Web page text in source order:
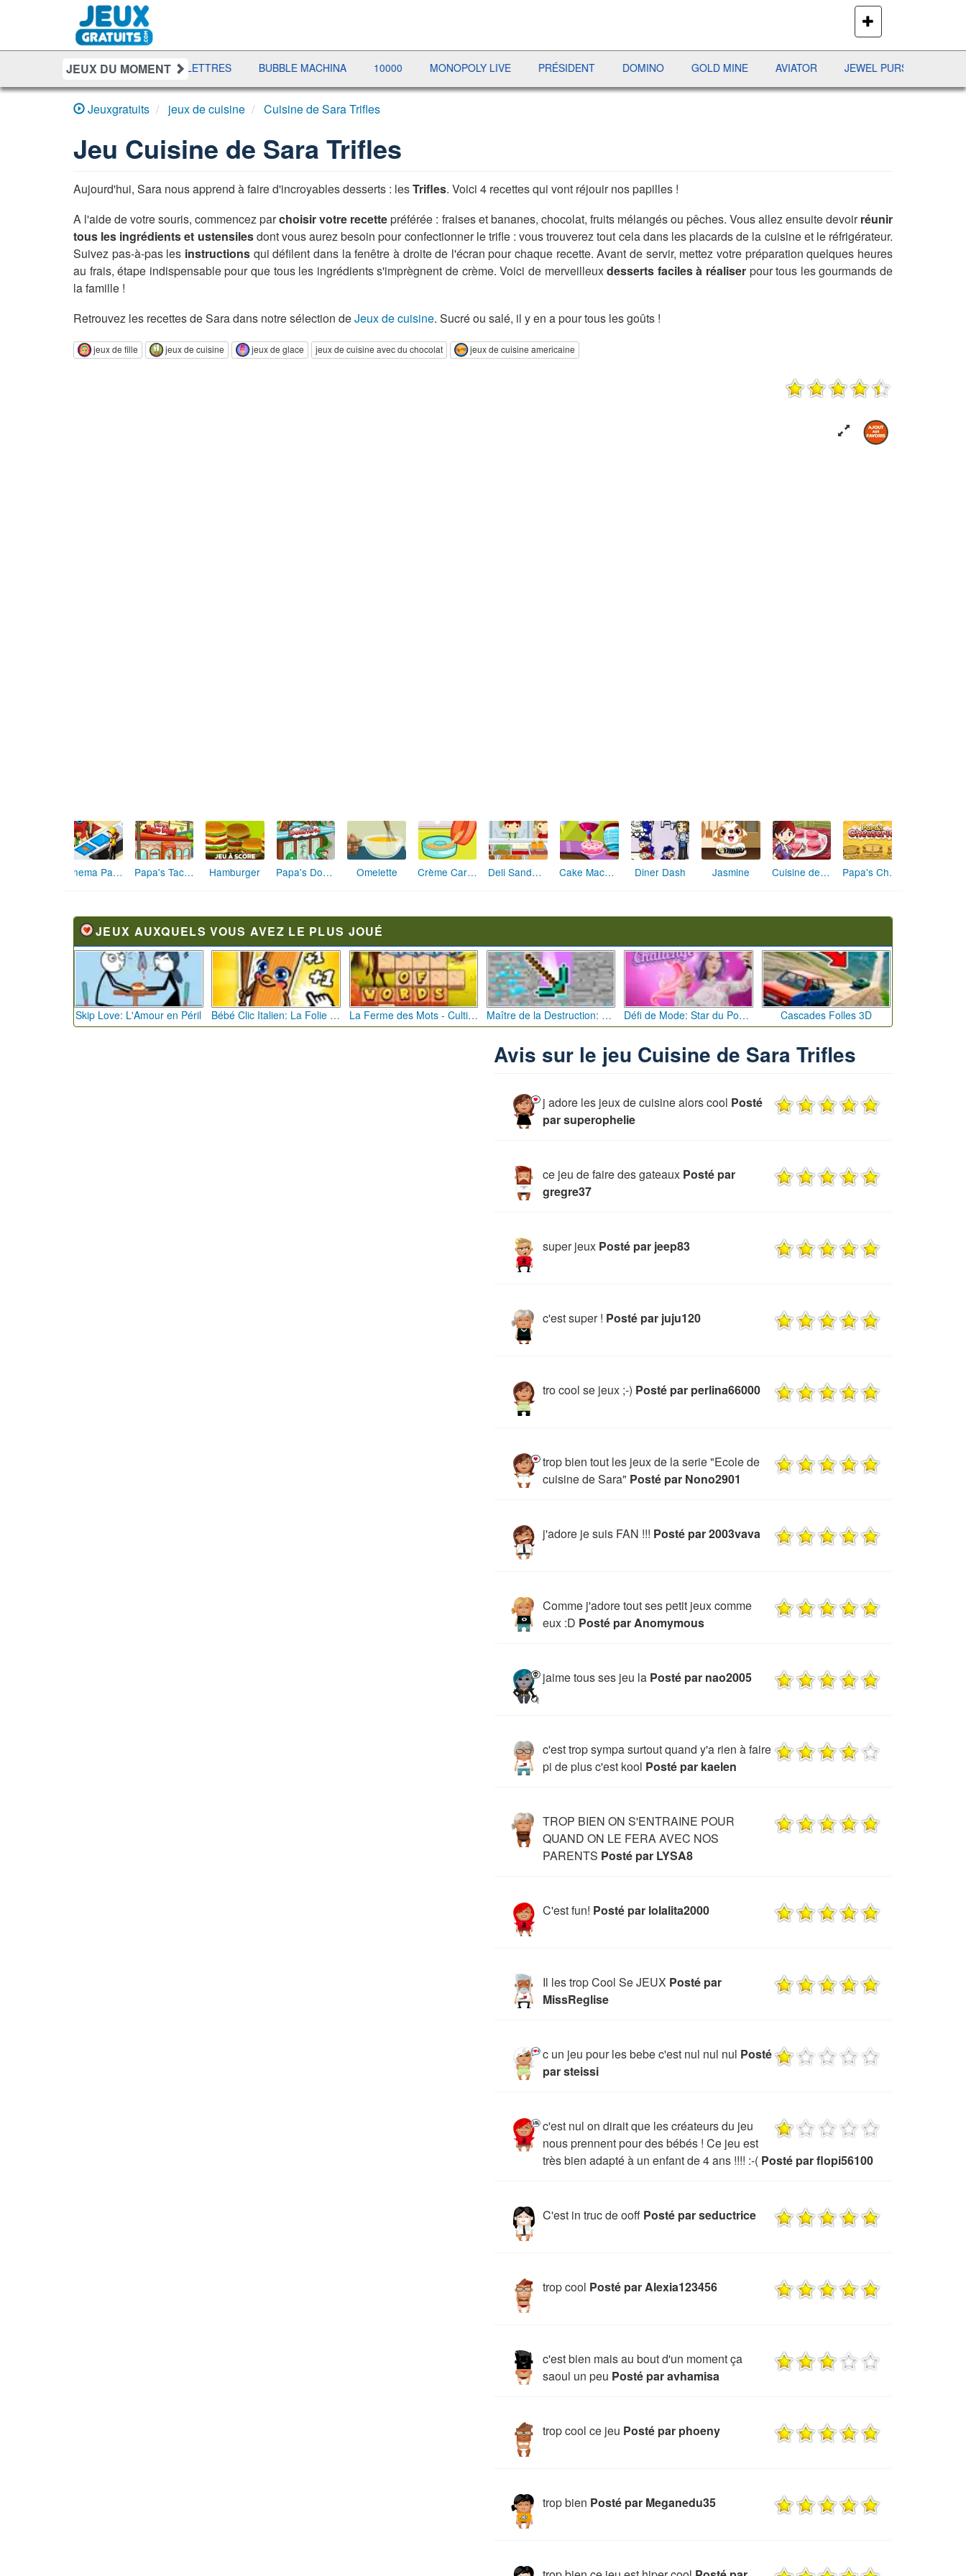
PLUS
DE
JEUX
JEUX DU MOMENT
RÉCRÉ À LETTRES BUBBLE MACHINA 10000 MONOPOLY LIVE PRÉSIDENT DOMINO GOLD MINE AVIATOR JEWEL PURSUIT SHERIFF
Jeuxgratuits jeux de cuisine Cuisine de Sara Trifles
Jeu Cuisine de Sara Trifles
Aujourd'hui, Sara nous apprend à faire d'incroyables desserts : lesTrifles. Voici 4 recettes qui vont réjouir nos papilles !
A l'aide de votre souris, commencez parchoisir votre recettepréférée : fraises et bananes, chocolat, fruits mélangés ou pêches. Vous allez ensuite devoirréunir
tous les ingrédients et ustensilesdont vous aurez besoin pour confectionner le trifle : vous trouverez tout cela dans les placards de la cuisine et le réfrigérateur.
Suivez pas-à-pas les instructionsqui défilent dans la fenêtre à droite de l'écran pour chaque recette. Avant de servir, mettez votre préparation quelques heures
au frais, étape indispensable pour que tous les ingrédients s'imprègnent de crème. Voici de merveilleuxdesserts faciles à réaliserpour tous les gourmands de
la famille !
Retrouvez les recettes de Sara dans notre sélection deJeux de cuisine. Sucré ou salé, il y en a pour tous les goûts !
jeux de fille jeux de cuisine jeux de glace jeux de cuisine avec du chocolat jeux de cuisine americaine
Cinema Panic Papa's Taco Mia Hamburger Papa's Donuteria Omelette Crème Caramel Deli Sandwich Cake Machine Diner Dash Jasmine Cuisine de Sara Macarons Papa's Cheeseria
JEUX AUXQUELS VOUS AVEZ LE PLUS JOUÉ
Skip Love: L'Amour en Péril Bébé Clic Italien: La Folie des Petits Bambins La Ferme des Mots - Cultivez votre Vocabulaire Maître de la Destruction: Fusion de Pioches Défi de Mode: Star du Podium Cascades Folles 3D
Avis sur le jeu Cuisine de Sara Trifles
j adore les jeux de cuisine alors cool Posté
par superophelie
ce jeu de faire des gateaux Posté par
gregre37
super jeux Posté par jeep83
c'est super ! Posté par juju120
tro cool se jeux ;-) Posté par perlina66000
trop bien tout les jeux de la serie "Ecole de
cuisine de Sara" Posté par Nono2901
j'adore je suis FAN !!! Posté par 2003vava
Comme j'adore tout ses petit jeux comme
eux :D Posté par Anomymous
jaime tous ses jeu la Posté par nao2005
c'est trop sympa surtout quand y'a rien à faire
pi de plus c'est kool Posté par kaelen
TROP BIEN ON S'ENTRAINE POUR
QUAND ON LE FERA AVEC NOS
PARENTS Posté par LYSA8
C'est fun! Posté par lolalita2000
Il les trop Cool Se JEUX Posté par
MissReglise
c un jeu pour les bebe c'est nul nul nul Posté
par steissi
c'est nul on dirait que les créateurs du jeu
nous prennent pour des bébés ! Ce jeu est
très bien adapté à un enfant de 4 ans !!!! :-( Posté par flopi56100
C'est in truc de ooff Posté par seductrice
trop cool Posté par Alexia123456
c'est bien mais au bout d'un moment ça
saoul un peu Posté par avhamisa
trop cool ce jeu Posté par phoeny
trop bien Posté par Meganedu35